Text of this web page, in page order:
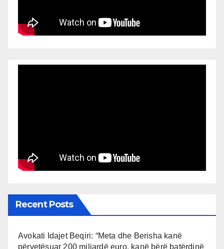
Recent Posts
Avokati Idajet Beqiri: “Meta dhe Berisha kanë
përvetësuar 200 miliardë euro, kanë bërë batërdinë